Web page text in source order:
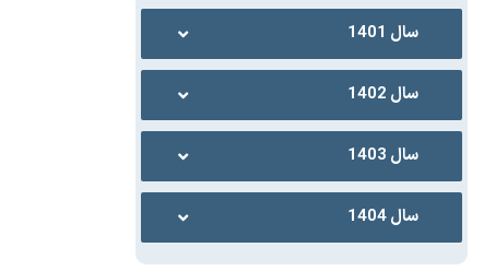
سال 1401
سال 1402
سال 1403
سال 1404